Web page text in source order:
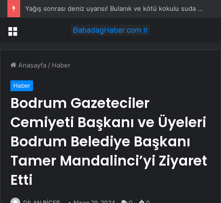
Yağış sonrası deniz uyarısı! Bulanık ve kötü kokulu suda yüzmeyin
Menü
Anasayfa / Haber
Haber
Bodrum Gazeteciler
Cemiyeti Başkanı ve Üyeleri
Bodrum Belediye Başkanı
Tamer Mandalinci’yi Ziyaret
Etti